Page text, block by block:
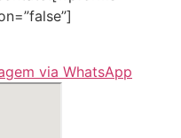
via WhatsApp